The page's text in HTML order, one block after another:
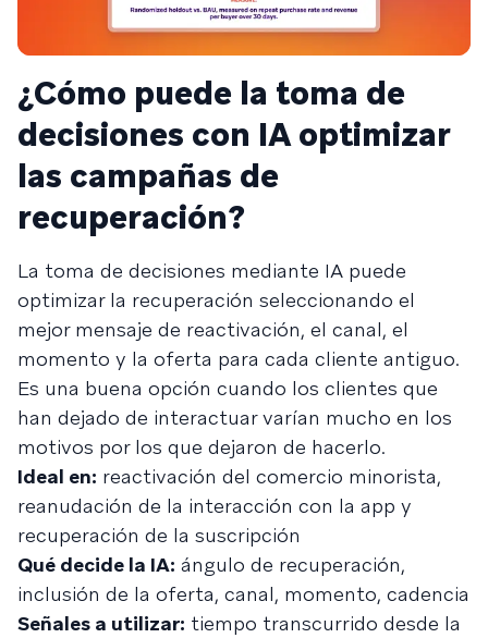
¿Cómo puede la toma de
decisiones con IA optimizar
las campañas de
recuperación?
La toma de decisiones mediante IA puede
optimizar la recuperación seleccionando el
mejor mensaje de reactivación, el canal, el
momento y la oferta para cada cliente antiguo.
Es una buena opción cuando los clientes que
han dejado de interactuar varían mucho en los
motivos por los que dejaron de hacerlo.
Ideal en: reactivación del comercio minorista,
reanudación de la interacción con la app y
recuperación de la suscripción
Qué decide la IA: ángulo de recuperación,
inclusión de la oferta, canal, momento, cadencia
Señales a utilizar: tiempo transcurrido desde la